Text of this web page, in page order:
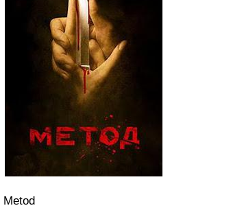
Metod